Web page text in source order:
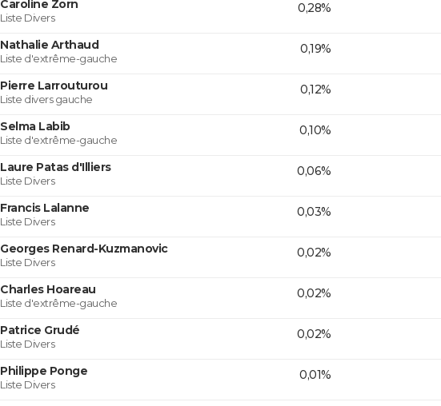
Caroline Zorn
Liste Divers
0,28%
Nathalie Arthaud
Liste d'extrême-gauche
0,19%
Pierre Larrouturou
Liste divers gauche
0,12%
Selma Labib
Liste d'extrême-gauche
0,10%
Laure Patas d'Illiers
Liste Divers
0,06%
Francis Lalanne
Liste Divers
0,03%
Georges Renard-Kuzmanovic
Liste Divers
0,02%
Charles Hoareau
Liste d'extrême-gauche
0,02%
Patrice Grudé
Liste Divers
0,02%
Philippe Ponge
Liste Divers
0,01%